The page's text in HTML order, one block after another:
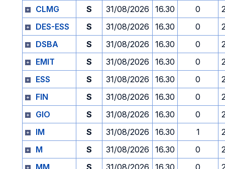
CLMG
S 31/08/2026 16.30 0
DES-ESS
S 31/08/2026 16.30 0
DSBA
S 31/08/2026 16.30 0
EMIT
S 31/08/2026 16.30 0
ESS
S 31/08/2026 16.30 0
FIN
S 31/08/2026 16.30 0
GIO
S 31/08/2026 16.30 0
IM
S 31/08/2026 16.30 1
M
S 31/08/2026 16.30 0
MM
S 31/08/2026 16.30 0